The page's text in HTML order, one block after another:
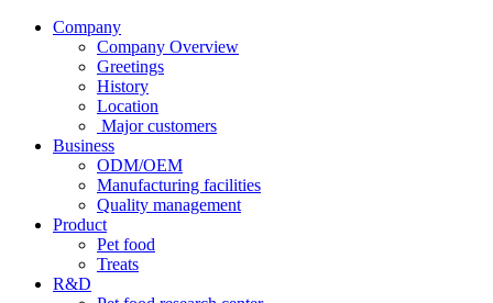
Company
Company Overview
Greetings
History
Location
Major customers
Business
ODM/OEM
Manufacturing facilities
Quality management
Product
Pet food
Treats
R&D